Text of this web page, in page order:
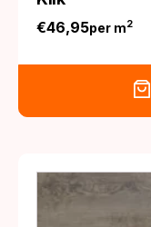
€46,95per m2